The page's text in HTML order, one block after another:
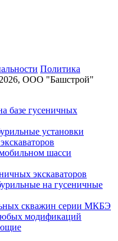
Политика
ООО "Башстрой"
базе гусеничных
установки
шасси
экскаваторов
на гусеничные
скважин серии МКБЭ
модификаций